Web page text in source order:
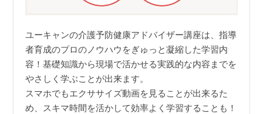
ユーキャンの介護予防健康アドバイザー講座は、指導
者育成のプロのノウハウをぎゅっと凝縮した学習内
容！基礎知識から現場で活かせる実践的な内容までを
やさしく学ぶことが出来ます。
スマホでもエクササイズ動画を見ることが出来るた
め、スキマ時間を活かして効率よく学習することも！